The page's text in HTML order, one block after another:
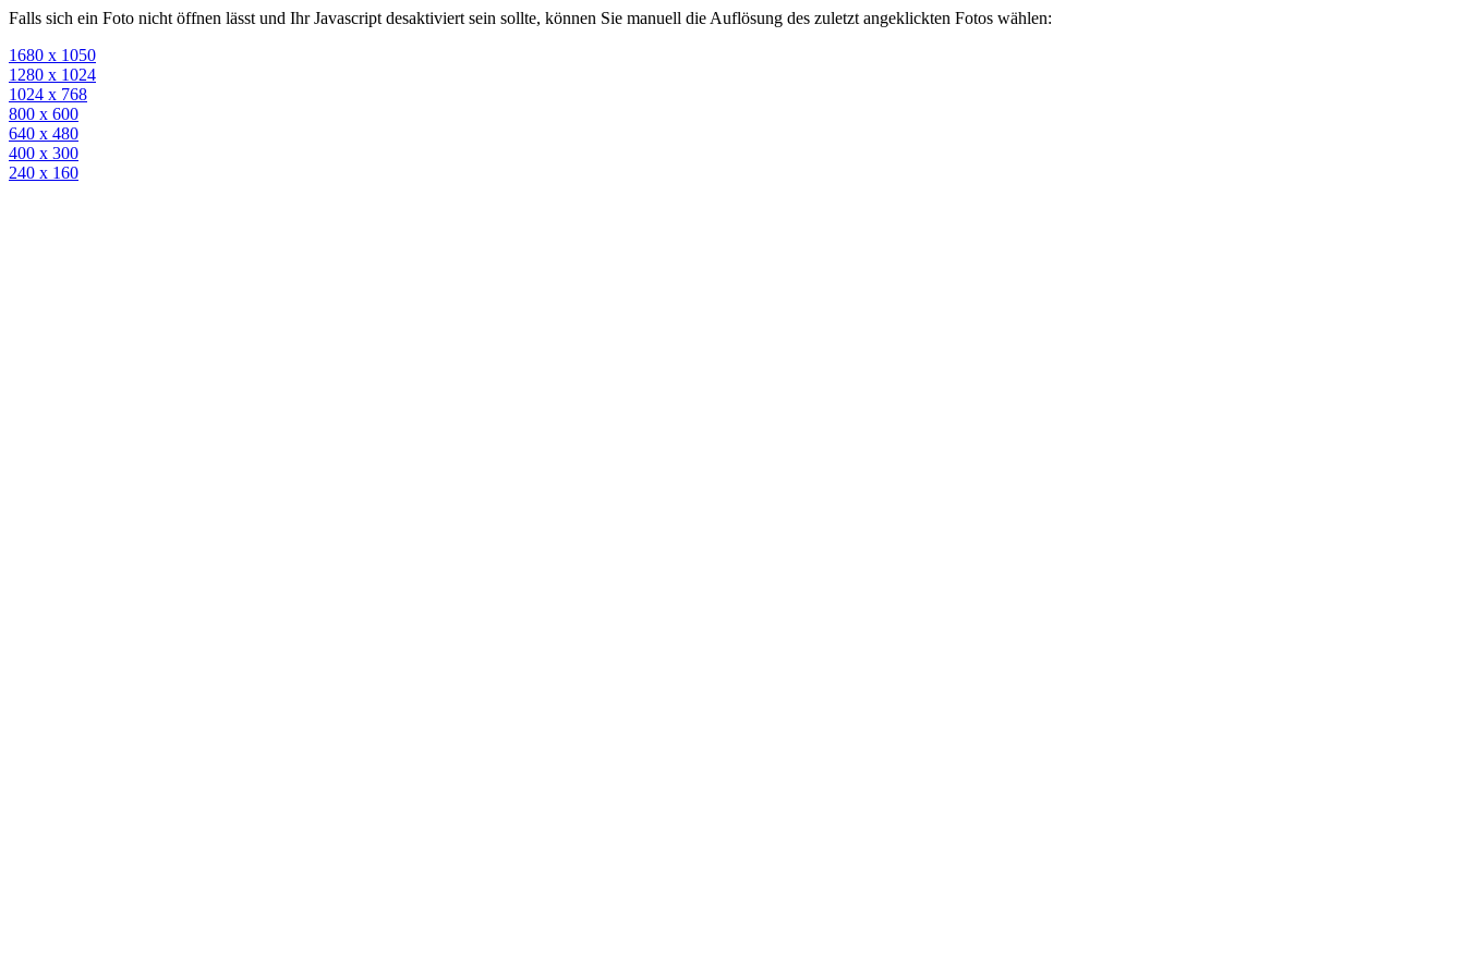
Falls sich ein Foto nicht öffnen lässt und Ihr Javascript desaktiviert sein sollte, können Sie manuell die Auflösung des zuletzt angeklickten Fotos wählen:
1680 x 1050
1280 x 1024
1024 x 768
800 x 600
640 x 480
400 x 300
240 x 160